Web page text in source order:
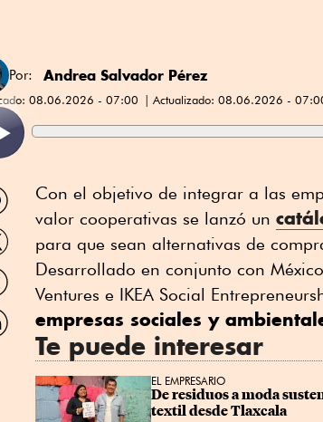
Por: Andrea Salvador Pérez
08.06.2026 - 07:00 Actualizado: 08.06.2026 -
Con el objetivo de integrar a las
valor cooperativas se lanzó un
para que sean alternativas de
Desarrollado en conjunto con
Ventures e IKEA Social
empresas sociales y
Te puede interesar
EL EMPRESARIO
De residuos a moda
textil desde Tlaxcala